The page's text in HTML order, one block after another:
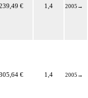
€ 1,4 2005 →
€ 1,4 2005 →